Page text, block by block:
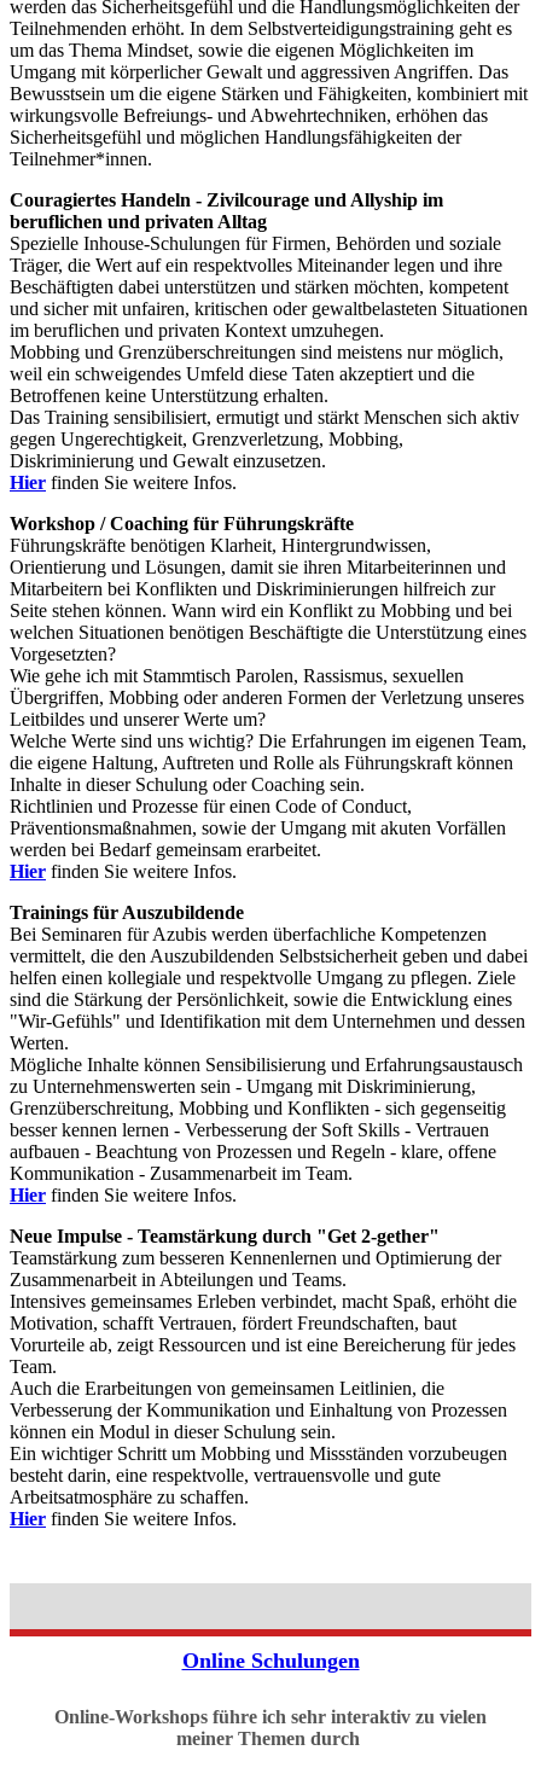
werden das Sicherheitsgefühl und die Handlungsmöglichkeiten der
Teilnehmenden erhöht. In dem Selbstverteidigungstraining geht es
um das Thema Mindset, sowie die eigenen Möglichkeiten im
Umgang mit körperlicher Gewalt und aggressiven Angriffen. Das
Bewusstsein um die eigene Stärken und Fähigkeiten, kombiniert mit
wirkungsvolle Befreiungs- und Abwehrtechniken, erhöhen das
Sicherheitsgefühl und möglichen Handlungsfähigkeiten der
Teilnehmer*innen.
Couragiertes Handeln - Zivilcourage und Allyship im
beruflichen und privaten Alltag
Spezielle Inhouse-Schulungen für Firmen, Behörden und soziale
Träger, die Wert auf ein respektvolles Miteinander legen und ihre
Beschäftigten dabei unterstützen und stärken möchten, kompetent
und sicher mit unfairen, kritischen oder gewaltbelasteten Situationen
im beruflichen und privaten Kontext umzuhegen.
Mobbing und Grenzüberschreitungen sind meistens nur möglich,
weil ein schweigendes Umfeld diese Taten akzeptiert und die
Betroffenen keine Unterstützung erhalten.
Das Training sensibilisiert, ermutigt und stärkt Menschen sich aktiv
gegen Ungerechtigkeit, Grenzverletzung, Mobbing,
Diskriminierung und Gewalt einzusetzen.
Hier finden Sie weitere Infos.
Workshop / Coaching für Führungskräfte
Führungskräfte benötigen Klarheit, Hintergrundwissen,
Orientierung und Lösungen, damit sie ihren Mitarbeiterinnen und
Mitarbeitern bei Konflikten und Diskriminierungen hilfreich zur
Seite stehen können. Wann wird ein Konflikt zu Mobbing und bei
welchen Situationen benötigen Beschäftigte die Unterstützung eines
Vorgesetzten?
Wie gehe ich mit Stammtisch Parolen, Rassismus, sexuellen
Übergriffen, Mobbing oder anderen Formen der Verletzung unseres
Leitbildes und unserer Werte um?
Welche Werte sind uns wichtig? Die Erfahrungen im eigenen Team,
die eigene Haltung, Auftreten und Rolle als Führungskraft können
Inhalte in dieser Schulung oder Coaching sein.
Richtlinien und Prozesse für einen Code of Conduct,
Präventionsmaßnahmen, sowie der Umgang mit akuten Vorfällen
werden bei Bedarf gemeinsam erarbeitet.
Hier finden Sie weitere Infos.
Trainings für Auszubildende
Bei Seminaren für Azubis werden überfachliche Kompetenzen
vermittelt, die den Auszubildenden Selbstsicherheit geben und dabei
helfen einen kollegiale und respektvolle Umgang zu pflegen. Ziele
sind die Stärkung der Persönlichkeit, sowie die Entwicklung eines
"Wir-Gefühls" und Identifikation mit dem Unternehmen und dessen
Werten.
Mögliche Inhalte können Sensibilisierung und Erfahrungsaustausch
zu Unternehmenswerten sein - Umgang mit Diskriminierung,
Grenzüberschreitung, Mobbing und Konflikten - sich gegenseitig
besser kennen lernen - Verbesserung der Soft Skills - Vertrauen
aufbauen - Beachtung von Prozessen und Regeln - klare, offene
Kommunikation - Zusammenarbeit im Team.
Hier finden Sie weitere Infos.
Neue Impulse - Teamstärkung durch "Get 2-gether"
Teamstärkung zum besseren Kennenlernen und Optimierung der
Zusammenarbeit in Abteilungen und Teams.
Intensives gemeinsames Erleben verbindet, macht Spaß, erhöht die
Motivation, schafft Vertrauen, fördert Freundschaften, baut
Vorurteile ab, zeigt Ressourcen und ist eine Bereicherung für jedes
Team.
Auch die Erarbeitungen von gemeinsamen Leitlinien, die
Verbesserung der Kommunikation und Einhaltung von Prozessen
können ein Modul in dieser Schulung sein.
Ein wichtiger Schritt um Mobbing und Missständen vorzubeugen
besteht darin, eine respektvolle, vertrauensvolle und gute
Arbeitsatmosphäre zu schaffen.
Hier finden Sie weitere Infos.
Online Schulungen
Online-Workshops führe ich sehr interaktiv zu vielen
meiner Themen durch